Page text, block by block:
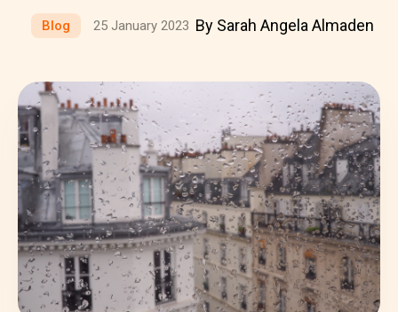
Blog 25 January 2023 By Sarah Angela Almaden